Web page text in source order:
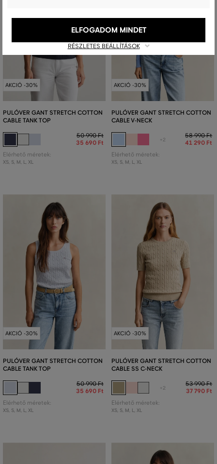
AKCIÓ -30%
PULÓVER GANT STRETCH COTTON
CABLE TANK TOP
50 990 Ft
35 690 Ft
Elérhető méretek:
XS, S, M, L, XL
AKCIÓ -30%
PULÓVER GANT STRETCH COTTON
CABLE V-NECK
+2
58 990 Ft
41 290 Ft
Elérhető méretek:
XS, S, M, L, XL
AKCIÓ -30%
PULÓVER GANT STRETCH COTTON
CABLE TANK TOP
50 990 Ft
35 690 Ft
Elérhető méretek:
XS, S, M, L, XL
AKCIÓ -30%
PULÓVER GANT STRETCH COTTON
CABLE SS C-NECK
+2
53 990 Ft
37 790 Ft
Elérhető méretek:
XS, S, M, L, XL
RÉSZLETES BEÁLLÍTÁSOK
ELFOGADOM MINDET